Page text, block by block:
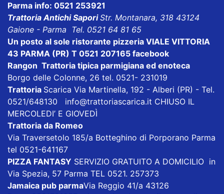
Parma info: 0521 253921
Trattoria Antichi SaporiStr. Montanara, 318 43124
Gaione - Parma Tel. 0521 64 81 65
Un posto al sole ristorante pizzeria VIALE VITTORIA
43 PARMA (PR) T 0521 207165 facebook
Rangon Trattoria tipica parmigiana ed enoteca
Borgo delle Colonne, 26 tel. 0521- 231019
Trattoria Scarica Via Martinella, 192 - Alberi (PR) - Tel.
0521/648130 info@trattoriascarica.it CHIUSO IL
MERCOLEDI’ E GIOVEDÌ
Trattoria da Romeo
Via Traversetolo 185/a Botteghino di Porporano Parma
tel 0521-641167
PIZZA FANTASY SERVIZIO GRATUITO A DOMICILIO in
Via Spezia, 57 Parma TEL 0521. 257373
Jamaica pub parmaVia Reggio 41/a 43126